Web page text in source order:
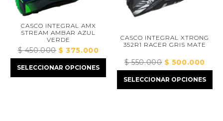
CASCO INTEGRAL AMX
STREAM AMBAR AZUL
VERDE
450.000El
precio
original
$375.000El
precio
actual
SELECCIONAR OPCIONES
CASCO INTEGRAL XTRONG
352R1 RACER GRIS MATE
550.000El
precio
original
$500.000El
precio
actual
SELECCIONAR OPCIONES